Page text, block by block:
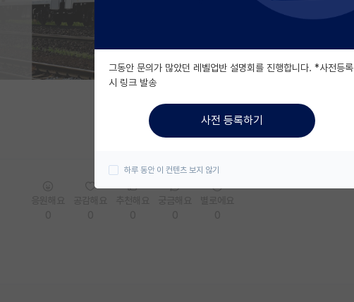
그동안 문의가 많았던 레벨업반 설명회를 진행합니다. *사전등록
시 링크 발송
사전 등록하기
하루 동안 이 컨텐츠 보지 않기